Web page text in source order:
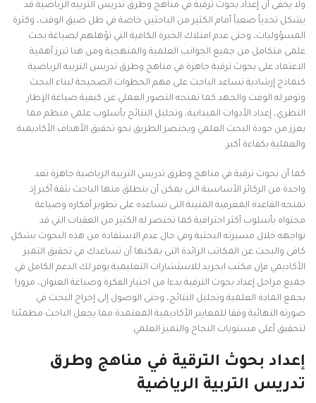
ولا يخفى أن إعداد بحوث ترقية في مناهج وطرق تدريس التربيه الرياضية قد
يشكل تحدياً صعباً أمام الكثير من الباحثين خاصة في ظل ضيق الوقت، وكثرة
المسؤوليات، وحتى عدم امتلاك الخبرة الكافية التي تؤهلهم لصياغة بحث
علمى متكامل من جميع الجوانب العلمية والمنهجية ومن هنا تبرز أهمية
الاعتماد على بحوث ترقية جاهزة في مناهج وطرق تدريس التربيه الرياضية
كنماذج إرشادية تساعد الباحث على فهم الخطوات الصحيحة لبناء البحث
وتوفر له الوقت والجهد كما تمنحه التصور العملي عن كيفية صياغة الإطار
النظري، إعداد الأدوات الميدانية، وتحليل النتائج بأسلوب علمي منظم مما
يعزز من جودة البحث العلمي ويختصر الطريق نحو تحقيق الأهداف الأكاديمية
والعملية بكفاءة أكبر.
كما أن بحوث ترقية في مناهج وطرق تدريس التربيه الرياضية جاهزة تعد
واحدة من الركائز الأساسية التى يمكن أن ينطلق منها الباحث بثقة أكبر إذ
تمنحه القاعدة المعرفية المتينة التى تساعده على تطوير أفكاره وصياغة
محتواه بأسلوب أكثر احترافية كما تختصر له الكثير من العقبات التي قد
تواجهه خلال مسيرته البحثية وفي حال عدم الاستفادة من هذه البحوث بشكل
كافى والبحث عن المكاتب الرائدة التى يمكنها أن تساعدك في تحقيق التميز
الأكاديمي فإن مكتب ابجريد للاستشارات التعليمية يوفر لك الدعم الكامل في
جميع مراحل إعداد بحوث الترقية بدءا من اختيار الفكرة وصياغة العنوان، مرورا
بجمع المادة العلمية وتحليل النتائج، وحتى الوصول إلى إخراج البحث في
صورته النهائية وفقا للمعايير الأكاديمية المعتمدة مما يجعل الباحث مطمئنا
لتحقيق أعلى مستويات النجاح والتميز العلمي.
إعداد بحوث الترقية في مناهج وطرق
تدريس التربية الرياضية